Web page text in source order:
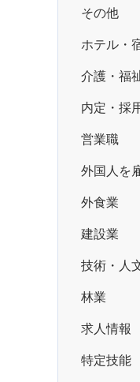
その他
ホテル・
介護・福
内定・採
営業職
外国人を
外食業
建設業
技術・人
林業
求人情報
特定技能